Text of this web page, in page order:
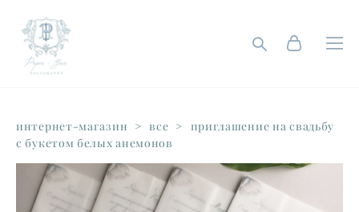
интернет-магазин > все >
приглашение на свадьбу
с букетом белых анемонов